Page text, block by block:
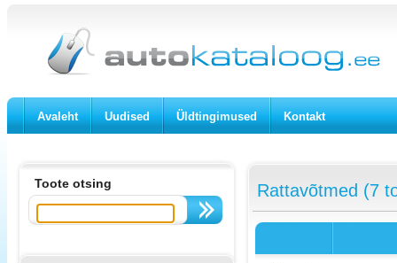
Avaleht Uudised Üldtingimused Kontakt
Toote otsing Rattavõtmed (7